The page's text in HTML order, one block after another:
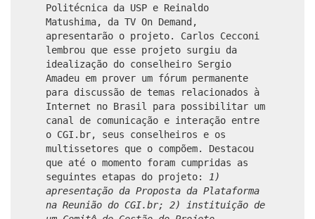
Politécnica da USP e Reinaldo
Matushima, da TV On Demand,
apresentarão o projeto. Carlos Cecconi
lembrou que esse projeto surgiu da
idealização do conselheiro Sergio
Amadeu em prover um fórum permanente
para discussão de temas relacionados à
Internet no Brasil para possibilitar um
canal de comunicação e interação entre
o CGI.br, seus conselheiros e os
multissetores que o compõem. Destacou
que até o momento foram cumpridas as
seguintes etapas do projeto:
1)
apresentação da Proposta da Plataforma
na Reunião do CGI.br; 2) instituição de